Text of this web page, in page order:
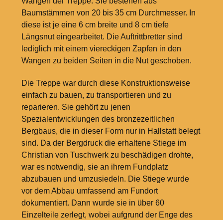
Baumstämmen von 20 bis 35 cm Durchmesser. In
diese ist je eine 6 cm breite und 8 cm tiefe
Längsnut eingearbeitet. Die Auftrittbretter sind
lediglich mit einem viereckigen Zapfen in den
Wangen zu beiden Seiten in die Nut geschoben.
Die Treppe war durch diese Konstruktionsweise
einfach zu bauen, zu transportieren und zu
reparieren. Sie gehört zu jenen
Spezialentwicklungen des bronzezeitlichen
Bergbaus, die in dieser Form nur in Hallstatt belegt
sind. Da der Bergdruck die erhaltene Stiege im
Christian von Tuschwerk zu beschädigen drohte,
war es notwendig, sie an ihrem Fundplatz
abzubauen und umzusiedeln. Die Stiege wurde
vor dem Abbau umfassend am Fundort
dokumentiert. Dann wurde sie in über 60
Einzelteile zerlegt, wobei aufgrund der Enge des